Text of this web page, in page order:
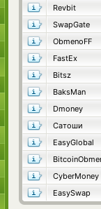
Revbit
SwapGate
ObmenoFF
FastEx
Bitsz
BaksMan
Dmoney
Сатоши
EasyGlobal
CyberMoney
EasySwap